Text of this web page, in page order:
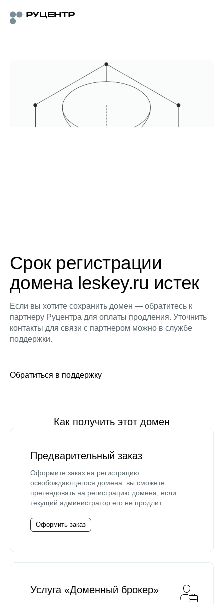
Срок регистрации
домена leskey.ru истек
Если вы хотите сохранить домен — обратитесь к
партнеру Руцентра для оплаты продления. Уточнить
контакты для связи с партнером можно в службе
поддержки.
Обратиться в поддержку
Как получить этот домен
Предварительный заказ
Оформите заказ на регистрацию
освобождающегося домена: вы сможете
претендовать на регистрацию домена, если
текущий администратор его не продлит.
Оформить заказ
Услуга «Доменный брокер»